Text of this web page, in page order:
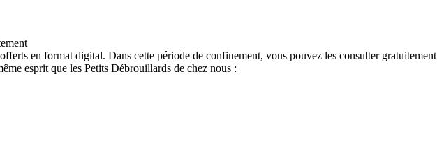
en format digital. Dans cette période de confinement, vous pouvez les consulter gratuitement
esprit que les Petits Débrouillards de chez nous :